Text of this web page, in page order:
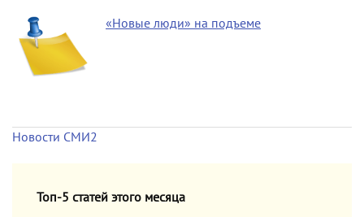
«Новые люди» на подъеме
Новости СМИ2
Топ-5 статей этого месяца